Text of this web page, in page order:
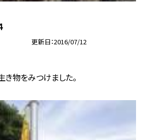
更新日 2016/07/12
き物をみつけました。